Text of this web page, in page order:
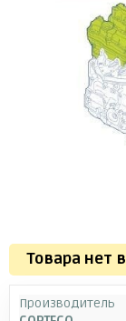
Товара нет
Производитель